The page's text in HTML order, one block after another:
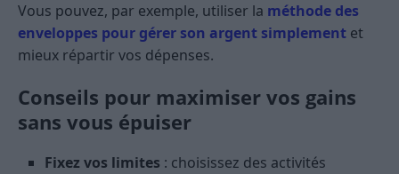
Vous pouvez, par exemple, utiliser la méthode des
enveloppes pour gérer son argent simplement et
mieux répartir vos dépenses.
Conseils pour maximiser vos gains
sans vous épuiser
Fixez vos limites : choisissez des activités